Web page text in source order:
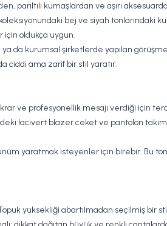
kumaşlardan ve aşırı
bej ve siyah tonlarındaki
oldukça uygun.
da kurumsal şirketlerde yapılan
ciddi ama zarif bir stil yaratır.
ve profesyonellik mesajı verdiği için
lacivert blazer ceket ve pantolon
yaratmak isteyenler için birebir. Bu ton,
yüksekliği abartılmadan seçilmiş bir